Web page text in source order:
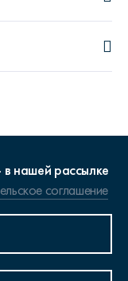
нашей рассылке
соглашение